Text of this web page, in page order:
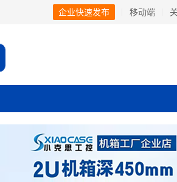
企业快速发布 移动端